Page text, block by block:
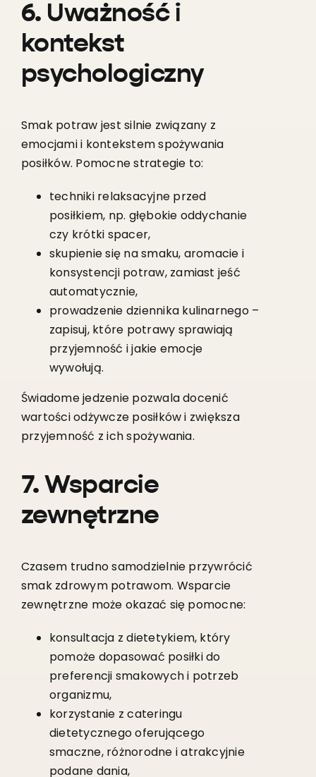
6. Uważność i
kontekst
psychologiczny
Smak potraw jest silnie związany z
emocjami i kontekstem spożywania
posiłków. Pomocne strategie to:
techniki relaksacyjne przed
posiłkiem, np. głębokie oddychanie
czy krótki spacer,
skupienie się na smaku, aromacie i
konsystencji potraw, zamiast jeść
automatycznie,
prowadzenie dziennika kulinarnego –
zapisuj, które potrawy sprawiają
przyjemność i jakie emocje
wywołują.
Świadome jedzenie pozwala docenić
wartości odżywcze posiłków i zwiększa
przyjemność z ich spożywania.
7. Wsparcie
zewnętrzne
Czasem trudno samodzielnie przywrócić
smak zdrowym potrawom. Wsparcie
zewnętrzne może okazać się pomocne:
konsultacja z dietetykiem, który
pomoże dopasować posiłki do
preferencji smakowych i potrzeb
organizmu,
korzystanie z cateringu
dietetycznego oferującego
smaczne, różnorodne i atrakcyjnie
podane dania,